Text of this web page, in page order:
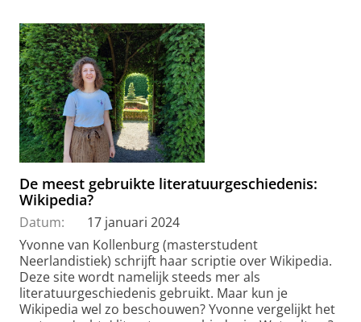
De meest gebruikte literatuurgeschiedenis:
Wikipedia?
Datum:
17 januari 2024
Yvonne van Kollenburg (masterstudent
Neerlandistiek) schrijft haar scriptie over Wikipedia.
Deze site wordt namelijk steeds mer als
literatuurgeschiedenis gebruikt. Maar kun je
Wikipedia wel zo beschouwen? Yvonne vergelijkt het